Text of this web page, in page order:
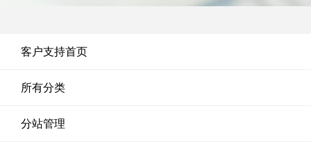
客户支持首页
所有分类
分站管理